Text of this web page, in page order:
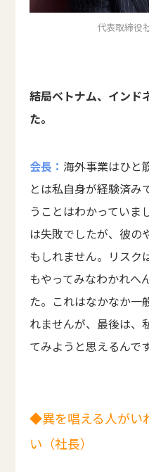
代表取締役
――結局ベトナム、イン
た。
会長：海外事業はひと
とは私自身が経験済み
うことはわかっていま
は失敗でしたが、彼の
もしれません。リスク
もやってみなわかれへ
た。これはなかなか一
れませんが、最後は、
てみようと思えるんです
◆異を唱える人がい
い（社長）